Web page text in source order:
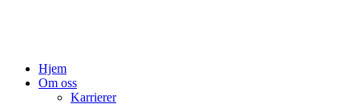
Hjem
Om oss
Karrierer